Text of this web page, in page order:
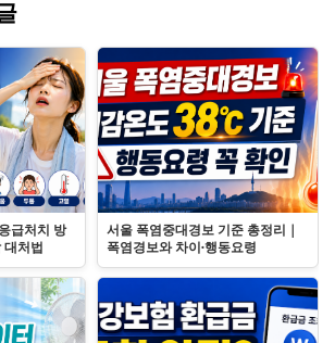
급처치 방
대처법
서울 폭염중대경보 기준 총정리｜
폭염경보와 차이·행동요령